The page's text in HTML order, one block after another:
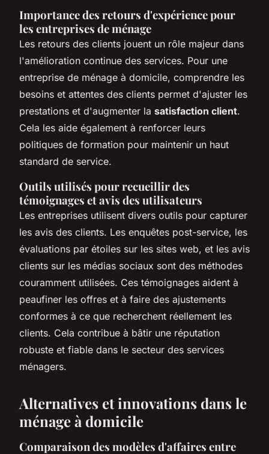
Importance des retours d'expérience pour
les entreprises de ménage
Les retours des clients jouent un rôle majeur dans
l'amélioration continue des services. Pour une
entreprise de ménage à domicile, comprendre les
besoins et attentes des clients permet d'ajuster les
prestations et d'augmenter la satisfaction client.
Cela les aide également à renforcer leurs
politiques de formation pour maintenir un haut
standard de service.
Outils utilisés pour recueillir des
témoignages et avis des utilisateurs
Les entreprises utilisent divers outils pour capturer
les avis des clients. Les enquêtes post-service, les
évaluations par étoiles sur les sites web, et les avis
clients sur les médias sociaux sont des méthodes
couramment utilisées. Ces témoignages aident à
peaufiner les offres et à faire des ajustements
conformes à ce que recherchent réellement les
clients. Cela contribue à bâtir une réputation
robuste et fiable dans le secteur des services
ménagers.
Alternatives et innovations dans le
ménage à domicile
Comparaison des modèles d'affaires entre